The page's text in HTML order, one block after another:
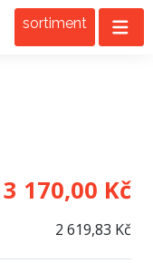
sortiment
3 170,00 Kč
2 619,83 Kč